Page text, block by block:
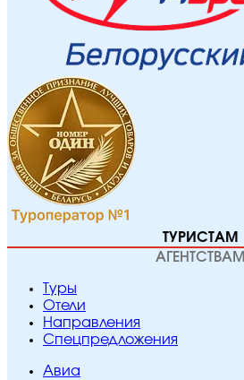
ТУРИСТАМ
АГЕНТСТВАМ
Туры
Отели
Направления
Спецпредложения
Авиа